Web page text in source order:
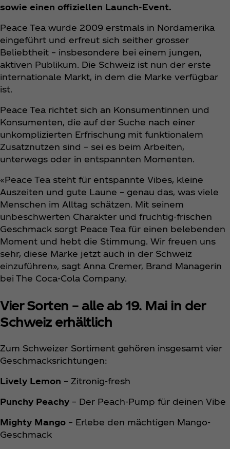
sowie einen offiziellen Launch-Event.
Peace Tea wurde 2009 erstmals in Nordamerika
eingeführt und erfreut sich seither grosser
Beliebtheit – insbesondere bei einem jungen,
aktiven Publikum. Die Schweiz ist nun der erste
internationale Markt, in dem die Marke verfügbar
ist.
Peace Tea richtet sich an Konsumentinnen und
Konsumenten, die auf der Suche nach einer
unkomplizierten Erfrischung mit funktionalem
Zusatznutzen sind – sei es beim Arbeiten,
unterwegs oder in entspannten Momenten.
«Peace Tea steht für entspannte Vibes, kleine
Auszeiten und gute Laune – genau das, was viele
Menschen im Alltag schätzen. Mit seinem
unbeschwerten Charakter und fruchtig-frischen
Geschmack sorgt Peace Tea für einen belebenden
Moment und hebt die Stimmung. Wir freuen uns
sehr, diese Marke jetzt auch in der Schweiz
einzuführen», sagt Anna Cremer, Brand Managerin
bei The Coca‑Cola Company.
Vier Sorten – alle ab 19. Mai in der
Schweiz erhältlich
Zum Schweizer Sortiment gehören insgesamt vier
Geschmacksrichtungen:
Lively Lemon – Zitronig-fresh
Punchy Peachy – Der Peach-Pump für deinen Vibe
Mighty Mango – Erlebe den mächtigen Mango-
Geschmack